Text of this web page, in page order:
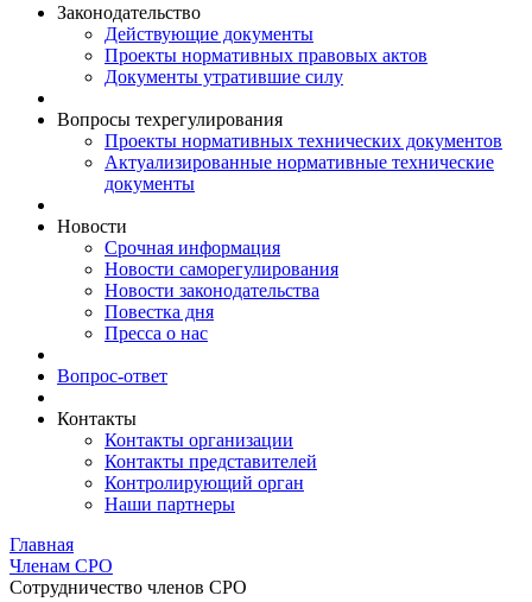
Законодательство
Действующие документы
Проекты нормативных правовых актов
Документы утратившие силу
Вопросы техрегулирования
Проекты нормативных технических документов
Актуализированные нормативные технические
документы
Новости
Срочная информация
Новости саморегулирования
Новости законодательства
Повестка дня
Пресса о нас
Вопрос-ответ
Контакты
Контакты организации
Контакты представителей
Контролирующий орган
Наши партнеры
Главная
Членам СРО
Сотрудничество членов СРО